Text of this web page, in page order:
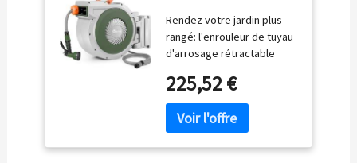
m, enrouleur de tuyau
mural, enrouleur de
tuyau robuste avec
buse de tuyau à 10
motifs, verrouillage
automatique et
remontage
Rendez votre jardin plus
rangé: l'enrouleur de tuyau
d'arrosage rétractable
rétracter le tuyau, assurant
que le tuyau reste sans
nœuds et sans nœuds, ce
qui est simple et pratique à
utiliser, et peut également
225,52 €